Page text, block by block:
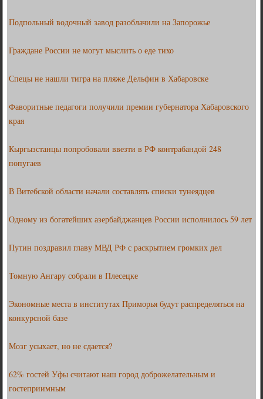
Подпольный водочный завод разоблачили на Запорожье
Граждане России не могут мыслить о еде тихо
Спецы не нашли тигра на пляже Дельфин в Хабаровске
Фаворитные педагоги получили премии губернатора Хабаровского
края
Кыргызстанцы попробовали ввезти в РФ контрабандой 248
попугаев
В Витебской области начали составлять списки тунеядцев
Одному из богатейших азербайджанцев России исполнилось 59 лет
Путин поздравил главу МВД РФ с раскрытием громких дел
Томную Ангару собрали в Плесецке
Экономные места в институтах Приморья будут распределяться на
конкурсной базе
Мозг усыхает, но не сдается?
62% гостей Уфы считают наш город доброжелательным и
гостеприимным